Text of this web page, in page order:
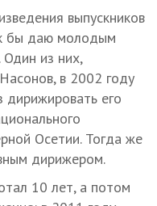
выпускников
бы даю молодым
Один из них,
в 2002 году
дирижировать его
Осетии. Тогда же
дирижером.
10 лет, а потом